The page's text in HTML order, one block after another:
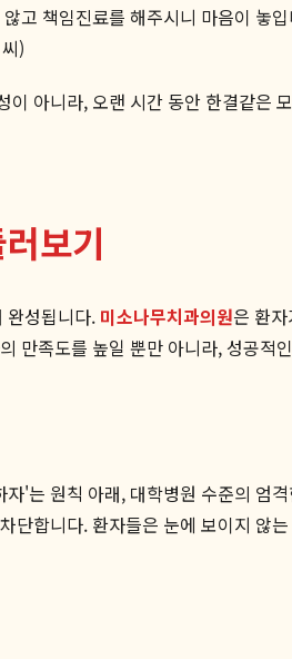
책임진료를 해주시니 마음이 놓
)
아니라, 오랜 시간 동안 한결같은
보기
완성됩니다. 미소나무치과의원은 환
만족도를 높일 뿐만 아니라, 성공적
'는 원칙 아래, 대학병원 수준의 엄
합니다. 환자들은 눈에 보이지 않